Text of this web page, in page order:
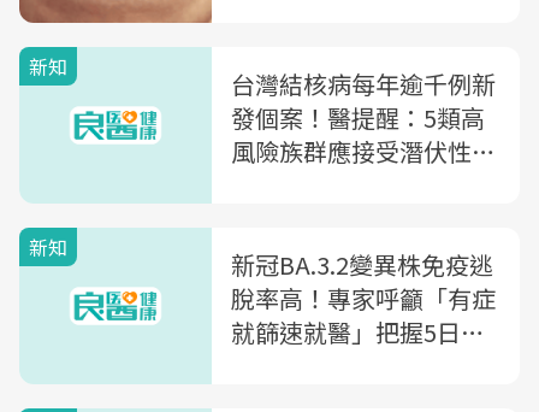
新知
台灣結核病每年逾千例新
發個案！醫提醒：5類高
風險族群應接受潛伏性結
新知
新冠BA.3.2變異株免疫逃
脫率高！專家呼籲「有症
就篩速就醫」把握5日黃